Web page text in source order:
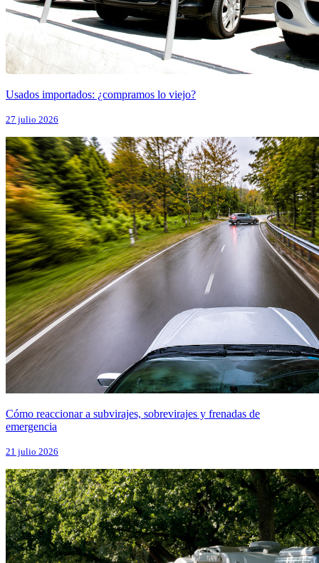
Usados importados: ¿compramos lo viejo?
27 julio 2026
Cómo reaccionar a subvirajes, sobrevirajes y frenadas de
emergencia
21 julio 2026